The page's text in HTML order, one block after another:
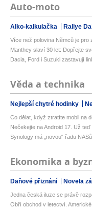
Auto-moto
Alko-kalkulačka Rallye
Více než polovina Němců je pro
Manthey slaví 30 let: Dopřejte
Dacia, Ford i Suzuki zastavují
Věda a technika
Nejlepší chytré hodinky
Co dělat, když ztratíte mobil na
Nečekejte na Android 17. Už
Synology má „novou“ řadu
Ekonomika a
Daňové přiznání Novela
Jedna česká iluze se právě
Obří obchod v letectví. Americké